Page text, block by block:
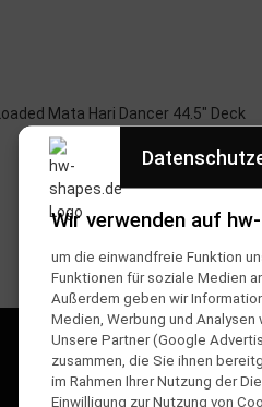
Loaded Mata Hari Dancer 44.5" Deck
NACHHALTIG
Recylete
Wir verwenden auf
um die einwandfreie Funktion
Funktionen für soziale Medien
Außerdem geben wir
Medien, Werbung und
Unsere Partner (Google
zusammen, die Sie ihnen
im Rahmen Ihrer Nutzung der
Einwilligung zur Nutzung von